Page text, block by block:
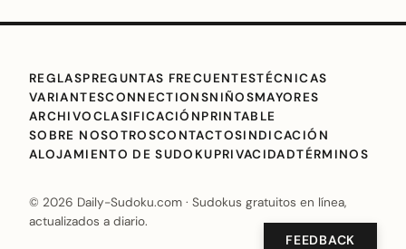
REGLASPREGUNTAS FRECUENTESTÉCNICAS
VARIANTESCONNECTIONSNIÑOSMAYORES
ARCHIVOCLASIFICACIÓNPRINTABLE
SOBRE NOSOTROSCONTACTOSINDICACIÓN
ALOJAMIENTO DE SUDOKUPRIVACIDADTÉRMINOS
© 2026 Daily-Sudoku.com · Sudokus gratuitos en línea,
actualizados a diario.
FEEDBACK